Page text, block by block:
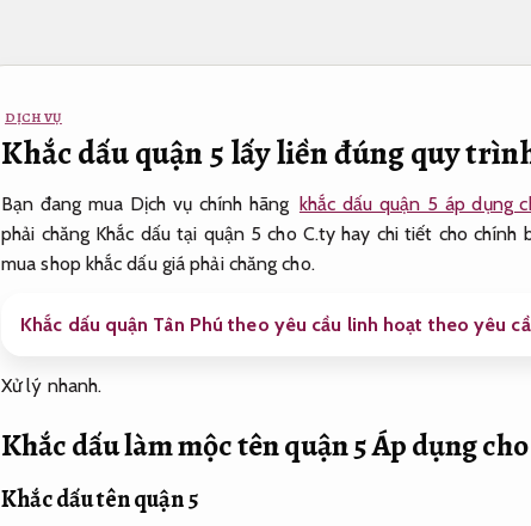
DỊCH VỤ
Khắc dấu quận 5 lấy liền đúng quy
Bạn đang mua Dịch vụ chính hãng khắc dấu quận 5 áp dụng
phải chăng Khắc dấu tại quận 5 cho C.ty hay chi tiết cho
mua shop khắc dấu giá phải chăng cho.
Khắc dấu quận Tân Phú theo yêu cầu linh hoạt theo yêu
Xử lý nhanh.
Khắc dấu làm mộc tên quận 5Áp dụng
Khắc dấu tên quận 5